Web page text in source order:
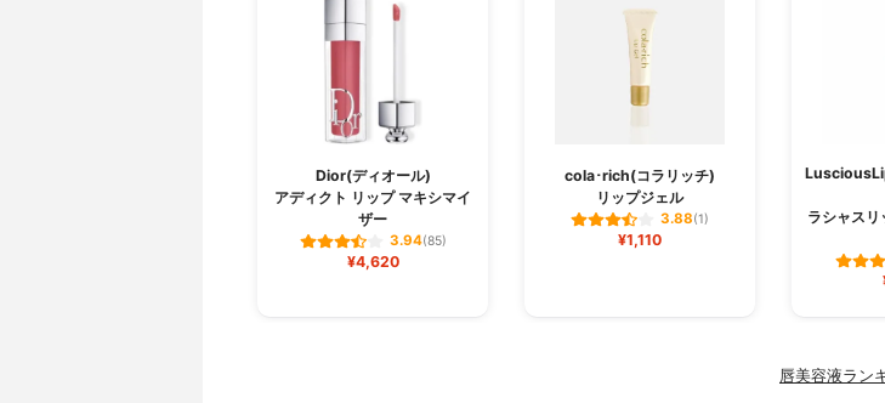
Dior(ディオール)
アディクト リップ マキシマイ
ザー
3.94(85)
¥4,620
cola･rich(コラリッチ)
リップジェル
3.88(1)
¥1,110
ラシャス
唇美容液ラン